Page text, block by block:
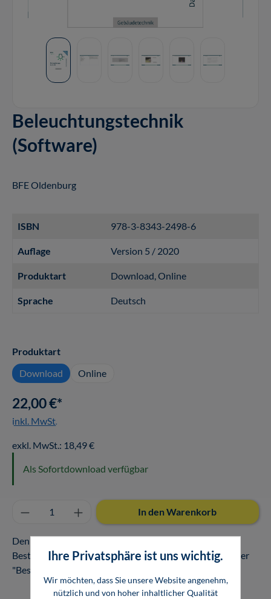
Beleuchtungstechnik
(Software)
BFE Oldenburg
ISBN 978-3-8343-2498-6
Auflage Version 5 / 2020
Produktart Download , Online
Sprache Deutsch
Produktartauswählen
Download
Online
22,00 €*
inkl. MwSt.
exkl. MwSt.: 18,49 €
Als Sofortdownload verfügbar
Produkt Anzahl: Gib den gewünschten
In den Warenkorb
Den Download oder Online-Zugang finden Sie nach
Bestellabschluss in Ihrem Kundenkonto unter dem Reiter
"Bestellungen".
Ihre Privatsphäre ist uns wichtig.
Wir möchten, dass Sie unsere Website angenehm,
nützlich und von hoher inhaltlicher Qualität